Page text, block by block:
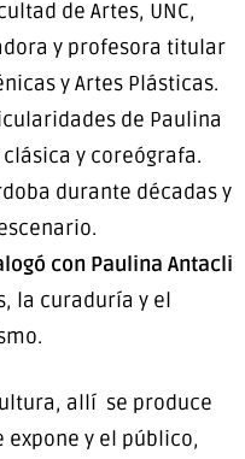
de Artes, UNC,
y profesora titular
y Artes Plásticas.
de Paulina
y coreógrafa.
durante décadas y
con Paulina Antacli
la curaduría y el
allí se produce
y el público,